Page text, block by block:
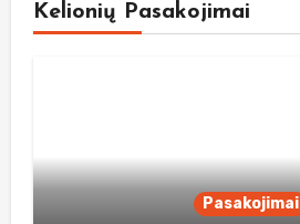
Kelionių Pasakojimai
Pasakojimai